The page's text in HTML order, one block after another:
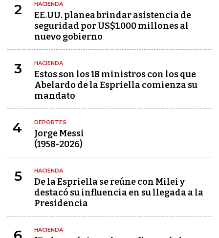
2 HACIENDA
EE.UU. planea brindar asistencia de
seguridad por US$1.000 millones al
nuevo gobierno
3 HACIENDA
Estos son los 18 ministros con los que
Abelardo de la Espriella comienza su
mandato
4 DEPORTES
Jorge Messi
(1958-2026)
5 HACIENDA
De la Espriella se reúne con Milei y
destacó su influencia en su llegada a la
Presidencia
HACIENDA